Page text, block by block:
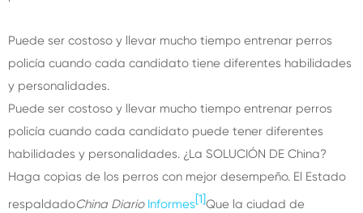
Puede ser costoso y llevar mucho tiempo entrenar perros
policía cuando cada candidato tiene diferentes habilidades
y personalidades.
Puede ser costoso y llevar mucho tiempo entrenar perros
policía cuando cada candidato puede tener diferentes
habilidades y personalidades. ¿La SOLUCIÓN DE China?
Haga copias de los perros con mejor desempeño. El Estado
respaldadoChina Diario Informes[1]Que la ciudad de